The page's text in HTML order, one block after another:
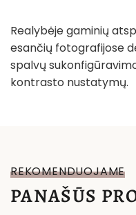
Realybėje gaminių
esančių fotografijose
spalvų
kontrasto nustatymų.
REKOMENDUOJAME
PANAŠŪS